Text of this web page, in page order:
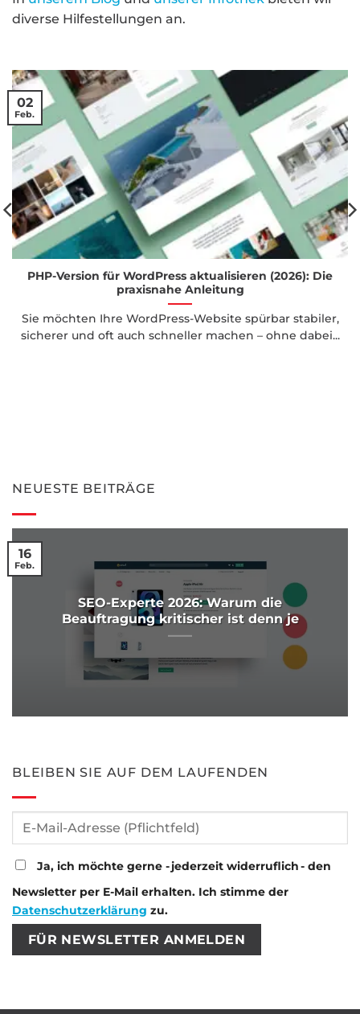
diverse Hilfestellungen an.
PHP-Version für WordPress aktualisieren (2026): Die
praxisnahe Anleitung
Sie möchten Ihre WordPress-Website spürbar stabiler,
sicherer und oft auch schneller machen – ohne dabei...
02
Feb.
NEUESTE BEITRÄGE
SEO-Experte 2026: Warum die
Beauftragung kritischer ist denn je
16
Feb.
BLEIBEN SIE AUF DEM LAUFENDEN
Ja, ich möchte gerne - jederzeit widerruflich - den
Newsletter per E-Mail erhalten. Ich stimme der
Datenschutzerklärung zu.
Bitte lasse dieses Feld leer.
Bitte lasse dieses Feld leer.